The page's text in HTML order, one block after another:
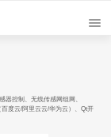
器控制、无线传感网组网、
度云/阿里云云/华为云）、Qt开